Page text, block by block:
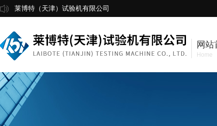
莱博特（天津）试验机有限公司
网站
Home